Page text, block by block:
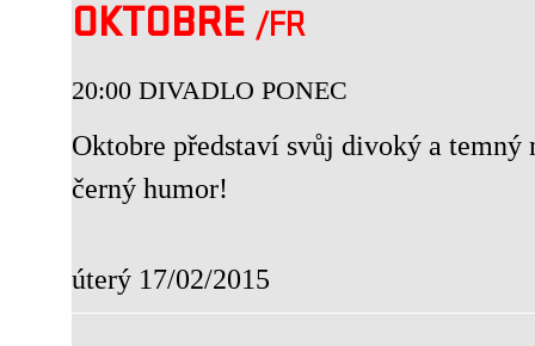
OKTOBRE /FR
20:00 DIVADLO PONEC
Oktobre představí svůj divoký a
černý humor!
úterý 17/02/2015